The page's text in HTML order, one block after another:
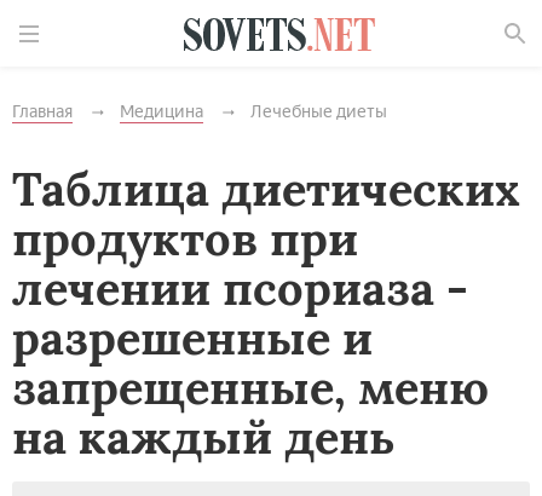
Главная Медицина Лечебные диеты
Таблица диетических
продуктов при
лечении псориаза -
разрешенные и
запрещенные, меню
на каждый день